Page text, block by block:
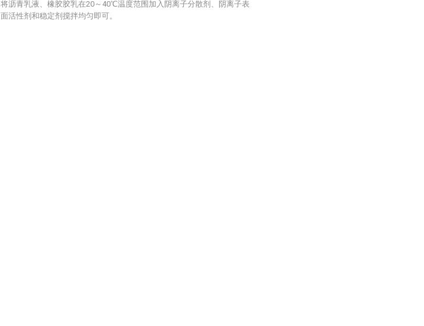
将沥青乳液、橡胶胶乳在20～40℃温度范围加入阴离子分散剂、阴离子表
面活性剂和稳定剂搅拌均匀即可。